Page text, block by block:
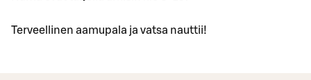
Terveellinen aamupala ja vatsa nauttii!